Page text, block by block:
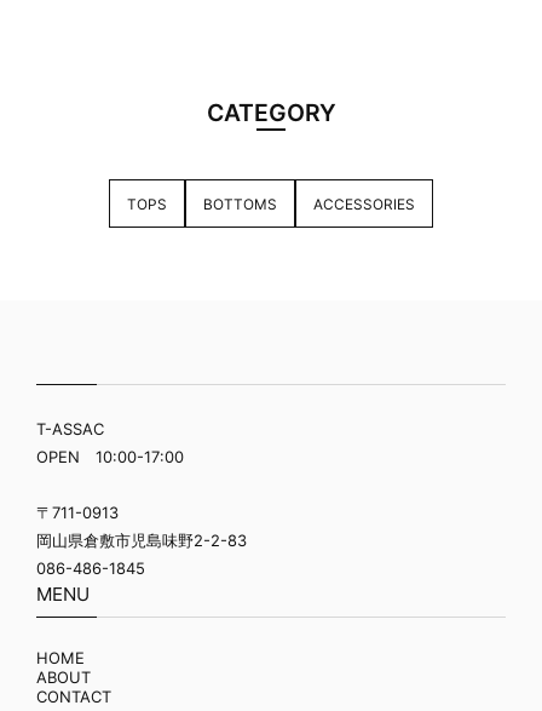
CATEGORY
TOPS BOTTOMS ACCESSORIES
T-ASSAC
OPEN 10:00-17:00
〒711-0913
岡山県倉敷市児島味野2-2-83
086-486-1845
MENU
HOME
ABOUT
CONTACT